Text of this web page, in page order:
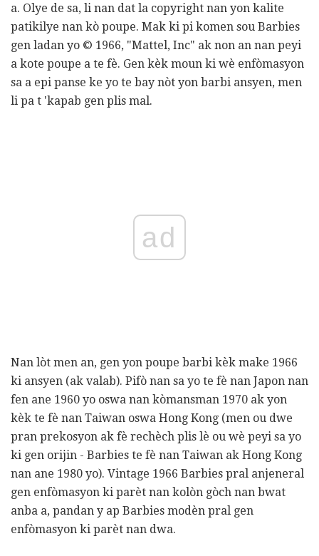
a. Olye de sa, li nan dat la copyright nan yon kalite
patikilye nan kò poupe. Mak ki pi komen sou Barbies
gen ladan yo © 1966, "Mattel, Inc" ak non an nan peyi
a kote poupe a te fè. Gen kèk moun ki wè enfòmasyon
sa a epi panse ke yo te bay nòt yon barbi ansyen, men
li pa t 'kapab gen plis mal.
ad
Nan lòt men an, gen yon poupe barbi kèk make 1966
ki ansyen (ak valab). Pifò nan sa yo te fè nan Japon nan
fen ane 1960 yo oswa nan kòmansman 1970 ak yon
kèk te fè nan Taiwan oswa Hong Kong (men ou dwe
pran prekosyon ak fè rechèch plis lè ou wè peyi sa yo
ki gen orijin - Barbies te fè nan Taiwan ak Hong Kong
nan ane 1980 yo). Vintage 1966 Barbies pral anjeneral
gen enfòmasyon ki parèt nan kolòn gòch nan bwat
anba a, pandan y ap Barbies modèn pral gen
enfòmasyon ki parèt nan dwa.